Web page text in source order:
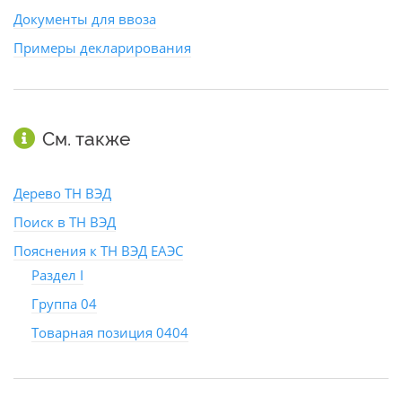
Документы для ввоза
Примеры декларирования
См. также
Дерево ТН ВЭД
Поиск в ТН ВЭД
Пояснения к ТН ВЭД ЕАЭС
Раздел I
Группа 04
Товарная позиция 0404